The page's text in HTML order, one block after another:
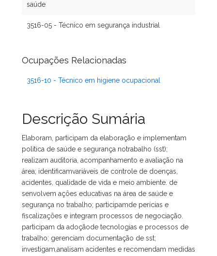
saúde
3516-05 - Técnico em segurança industrial
Ocupações Relacionadas
3516-10 - Técnico em higiene ocupacional
Descrição Sumária
Elaboram, participam da elaboração e implementam
política de saúde e segurança notrabalho (sst);
realizam auditoria, acompanhamento e avaliação na
área; identificamvariáveis de controle de doenças,
acidentes, qualidade de vida e meio ambiente. de
senvolvem ações educativas na área de saúde e
segurança no trabalho; participamde perícias e
fiscalizações e integram processos de negociação.
participam da adoçãode tecnologias e processos de
trabalho; gerenciam documentação de sst;
investigam,analisam acidentes e recomendam medidas